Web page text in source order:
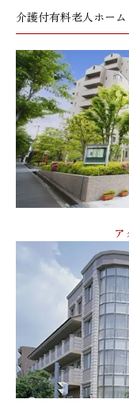
介護付有料老人ホーム